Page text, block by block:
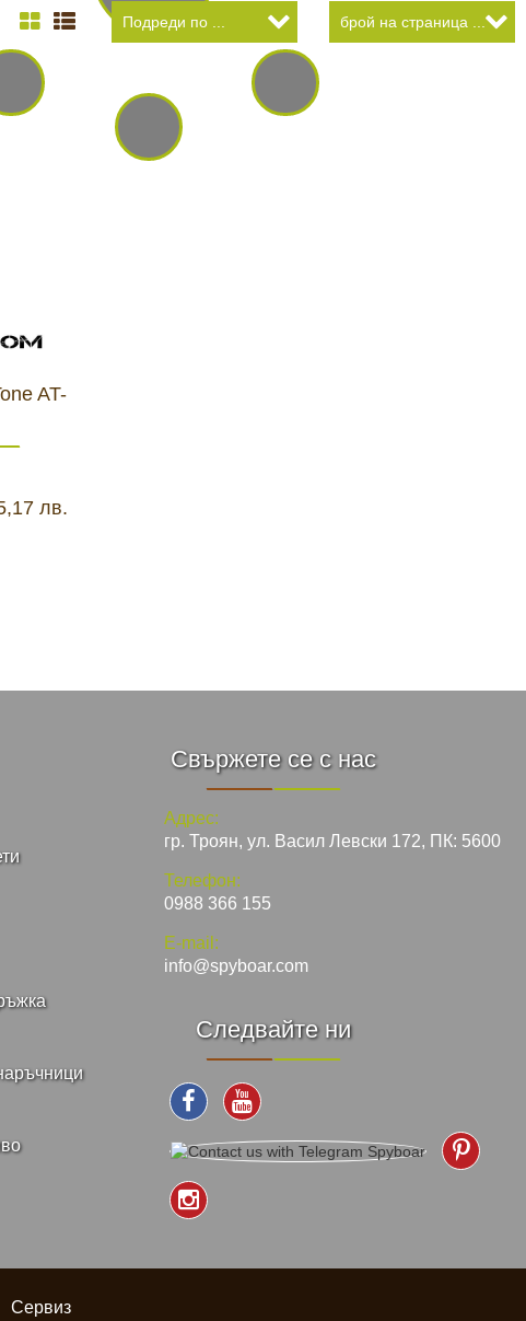
ПАНЕЛИ И
НОЩНО ВИЖДАНЕ
AT-
лв.
Свържете се с нас
Адрес:
гр. Троян, ул. Васил Левски 172, ПК: 5600
Телефон:
0988 366 155
E-mail:
info@spyboar.com
Следвайте ни
Сервиз